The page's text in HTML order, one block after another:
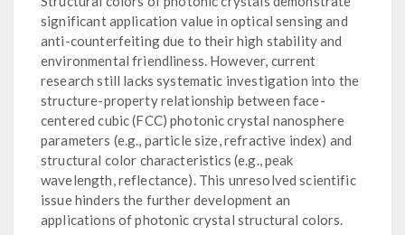
significant application value in optical sensing and
anti-counterfeiting due to their high stability and
environmental friendliness. However, current
research still lacks systematic investigation into the
structure-property relationship between face-
centered cubic (FCC) photonic crystal nanosphere
parameters (e.g., particle size, refractive index) and
structural color characteristics (e.g., peak
wavelength, reflectance). This unresolved scientific
issue hinders the further development an
applications of photonic crystal structural colors.